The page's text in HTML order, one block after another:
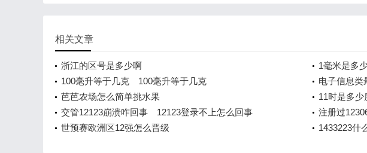
相关文章
浙江的区号是多少啊
1毫米是多
100毫升等于几克 100毫升等于几克
电子信息
业
芭芭农场怎么简单挑水果
11时是多少
交管12123崩溃咋回事 12123登录不上怎么回事
注册过
新注册
世预赛欧洲区12强怎么晋级 1433223什